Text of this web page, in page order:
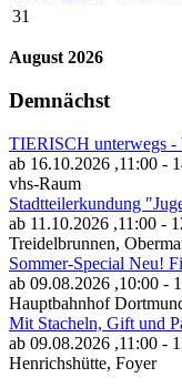
31
August 2026
Demnächst
TIERISCH unterwegs
ab 16.10.2026 ,11:00 -
vhs-Raum
Stadtteilerkundung
ab 11.10.2026 ,11:00 -
Treidelbrunnen,
Sommer-Special Neu!
ab 09.08.2026 ,10:00 -
Hauptbahnhof
Mit Stacheln, Gift und
ab 09.08.2026 ,11:00 -
Henrichshütte, Foyer